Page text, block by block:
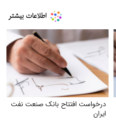
درخواست افتتاح بانک صنعت نفت
ایران